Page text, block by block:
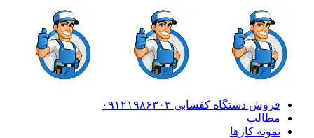
فروش دستگاه کفسابی ۰۹۱۲۱۹۸۶۳۰۳
مطالب
نمونه کارها